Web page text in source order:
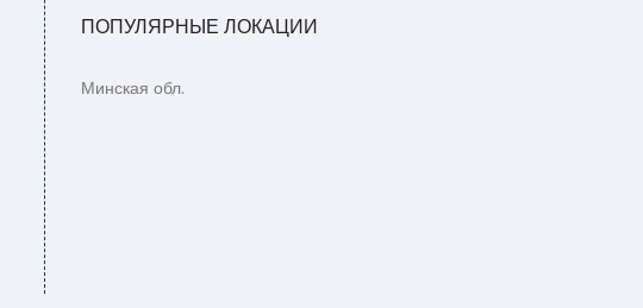
ПОПУЛЯРНЫЕ ЛОКАЦИИ
Минская обл.